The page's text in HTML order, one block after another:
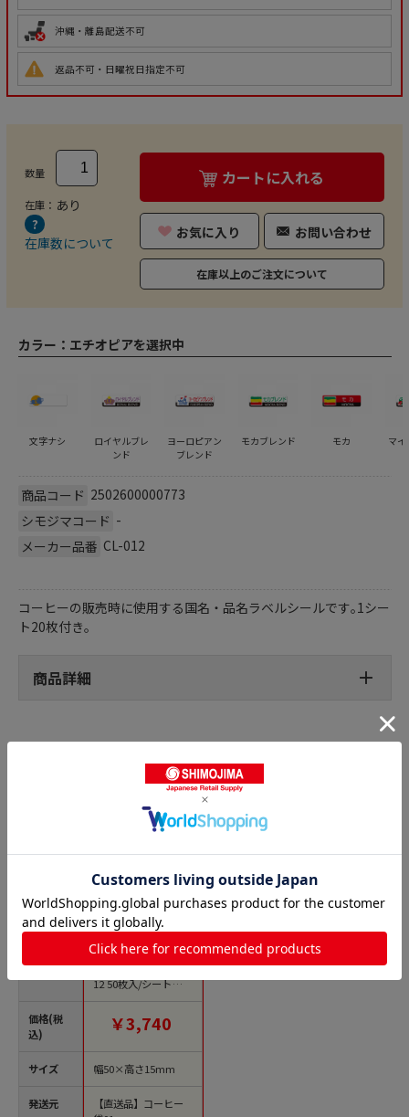
沖縄・離島配送不可
返品不可・日曜祝日指定不可
数量
在庫： あり
在庫数について
カートに入れる
お気に入り お問い合わせ
在庫以上のご注文について
カラー： エチオピアを選択中
文字ナシ
ロイヤルブレ
ンド
ヨーロピアン
ブレンド
モカブレンド モカ
マ
商品コード 2502600000773
シモジマコード -
メーカー品番 CL-012
コーヒーの販売時に使用する国名・品名ラベルシールです｡1シー
ト20枚付き｡
商品詳細
グルメシールの人気商品との比較
価格(税
込)
サイズ
発送元
ニコノス コーヒーラ
ベル エチオピア CL-0
12 50枚入/シート（ご
注文単位1シート）
￥3,740
幅50×高さ15mm
【直送品】コーヒー